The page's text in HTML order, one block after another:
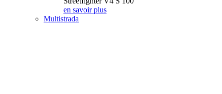
en savoir plus
Multistrada